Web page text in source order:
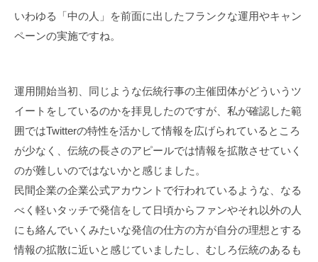
いわゆる「中の人」を前面に出したフランクな運用やキャン
ペーンの実施ですね。
運用開始当初、同じような伝統行事の主催団体がどういうツ
イートをしているのかを拝見したのですが、私が確認した範
囲ではTwitterの特性を活かして情報を広げられているところ
が少なく、伝統の長さのアピールでは情報を拡散させていく
のが難しいのではないかと感じました。
民間企業の企業公式アカウントで行われているような、なる
べく軽いタッチで発信をして日頃からファンやそれ以外の人
にも絡んでいくみたいな発信の仕方の方が自分の理想とする
情報の拡散に近いと感じていましたし、むしろ伝統のあるも